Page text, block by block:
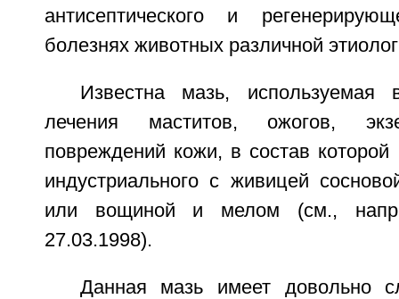
антисептического и
болезнях животных различной
Известна мазь, используемая
лечения маститов, ожогов,
повреждений кожи, в состав
индустриального с живицей
или вощиной и мелом (см.,
27.03.1998).
Данная мазь имеет довольно